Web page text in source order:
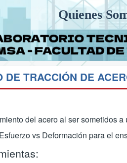
Quienes
del acero al ser sometidos
vs Deformación para el